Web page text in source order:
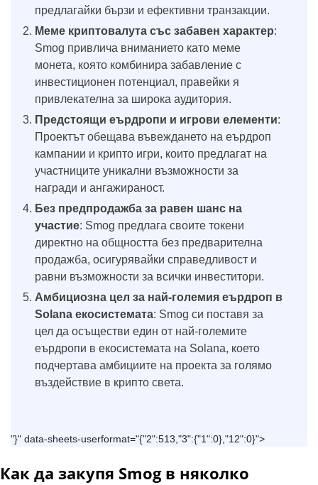
предлагайки бързи и ефективни транзакции.
Меме криптовалута със забавен характер:
Smog привлича вниманието като меме
монета, която комбинира забавление с
инвестиционен потенциал, правейки я
привлекателна за широка аудитория.
Предстоящи еърдропи и игрови елементи:
Проектът обещава въвеждането на еърдроп
кампании и крипто игри, които предлагат на
участниците уникални възможности за
награди и ангажираност.
Без предпродажба за равен шанс на
участие: Smog предлага своите токени
директно на общността без предварителна
продажба, осигурявайки справедливост и
равни възможности за всички инвеститори.
Амбициозна цел за най-големия еърдроп в
Solana екосистемата: Smog си поставя за
цел да осъществи един от най-големите
еърдропи в екосистемата на Solana, което
подчертава амбициите на проекта за голямо
въздействие в крипто света.
"}" data-sheets-userformat="{"2":513,"3":{"1":0},"12":0}">
Как да закупя Smog в няколко